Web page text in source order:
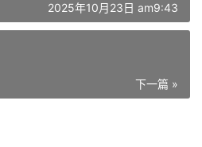
2025年10月23日 am9:43
下一篇 »